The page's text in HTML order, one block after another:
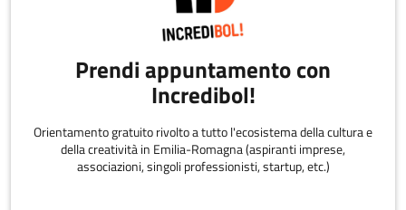
Prendi appuntamento con
Incredibol!
Orientamento gratuito rivolto a tutto l'ecosistema della cultura e
della creatività in Emilia-Romagna (aspiranti imprese,
associazioni, singoli professionisti, startup, etc.)